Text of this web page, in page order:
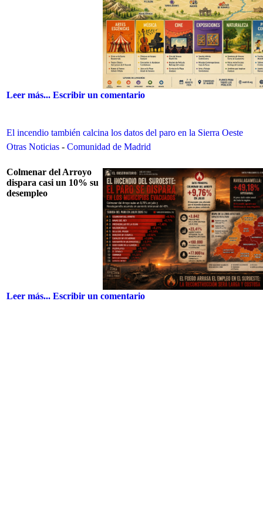
Leer más... Escribir un comentario
El incendio también calcina los datos del paro en la Sierra Oeste
Otras Noticias - Comunidad de Madrid
Colmenar del Arroyo
dispara casi un 10% su
desempleo
Leer más... Escribir un comentario